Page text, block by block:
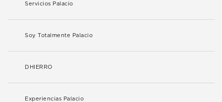
Servicios Palacio
Soy Totalmente Palacio
DHIERRO
Experiencias Palacio